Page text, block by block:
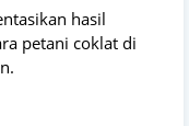
hasil
petani coklat di